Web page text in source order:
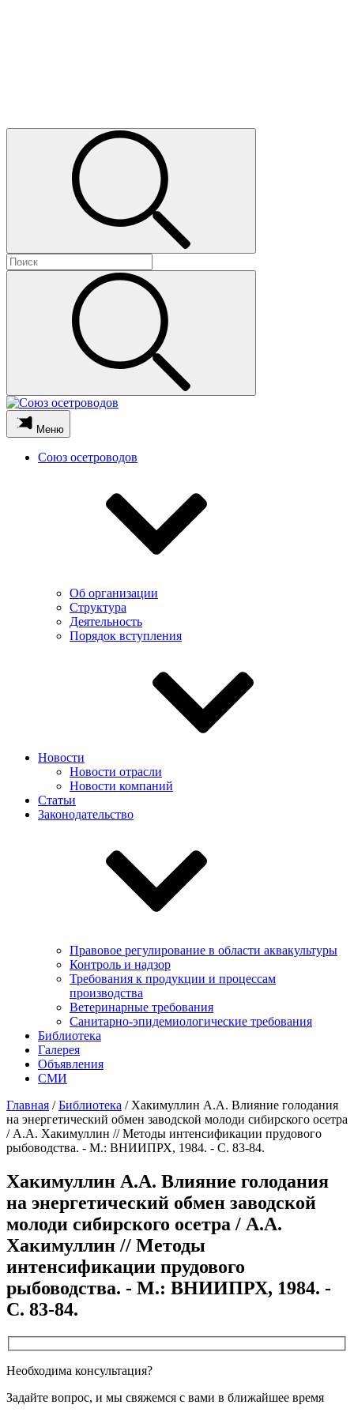
Меню
Союз осетроводов
Об организации
Структура
Деятельность
Порядок вступления
Новости
Новости отрасли
Новости компаний
Статьи
Законодательство
Правовое регулирование в области аквакультуры
Контроль и надзор
Требования к продукции и процессам
производства
Ветеринарные требования
Санитарно-эпидемиологические требования
Библиотека
Галерея
Объявления
СМИ
Главная /Библиотека / Хакимуллин А.А. Влияние голодания
на энергетический обмен заводской молоди сибирского осетра
/ А.А. Хакимуллин // Методы интенсификации прудового
рыбоводства. - М.: ВНИИПРХ, 1984. - С. 83-84.
Хакимуллин А.А. Влияние голодания
на энергетический обмен заводской
молоди сибирского осетра / А.А.
Хакимуллин // Методы
интенсификации прудового
рыбоводства. - М.: ВНИИПРХ, 1984. -
С. 83-84.
Необходима консультация?
Задайте вопрос, и мы свяжемся с вами в ближайшее время